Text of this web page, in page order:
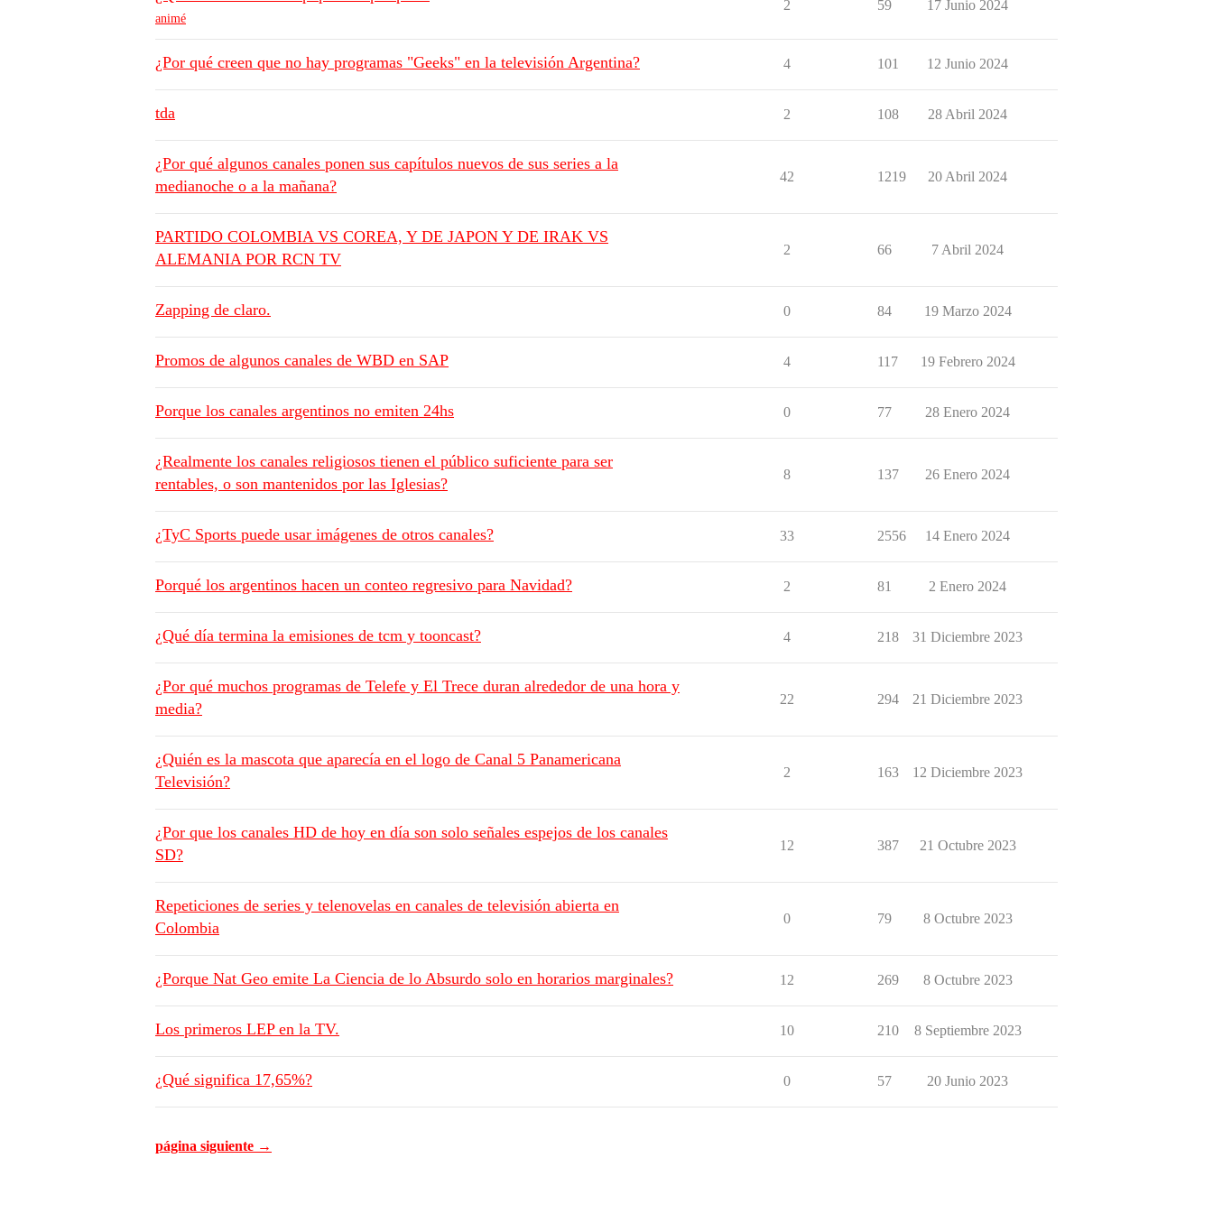
animé
2 59 17 Junio 2024
¿Por qué creen que no hay programas "Geeks" en la televisión Argentina? 4 101 12 Junio 2024
tda 2 108 28 Abril 2024
¿Por qué algunos canales ponen sus capítulos nuevos de sus series a la
medianoche o a la mañana?
42 1219 20 Abril 2024
PARTIDO COLOMBIA VS COREA, Y DE JAPON Y DE IRAK VS
ALEMANIA POR RCN TV
2 66 7 Abril 2024
Zapping de claro. 0 84 19 Marzo 2024
Promos de algunos canales de WBD en SAP 4 117 19 Febrero 2024
Porque los canales argentinos no emiten 24hs 0 77 28 Enero 2024
¿Realmente los canales religiosos tienen el público suficiente para ser
rentables, o son mantenidos por las Iglesias?
8 137 26 Enero 2024
¿TyC Sports puede usar imágenes de otros canales? 33 2556 14 Enero 2024
Porqué los argentinos hacen un conteo regresivo para Navidad? 2 81 2 Enero 2024
¿Qué día termina la emisiones de tcm y tooncast? 4 218 31 Diciembre 2023
¿Por qué muchos programas de Telefe y El Trece duran alrededor de una hora y
media?
22 294 21 Diciembre 2023
¿Quién es la mascota que aparecía en el logo de Canal 5 Panamericana
Televisión?
2 163 12 Diciembre 2023
¿Por que los canales HD de hoy en día son solo señales espejos de los canales
SD?
12 387 21 Octubre 2023
Repeticiones de series y telenovelas en canales de televisión abierta en
Colombia
0 79 8 Octubre 2023
¿Porque Nat Geo emite La Ciencia de lo Absurdo solo en horarios marginales? 12 269 8 Octubre 2023
Los primeros LEP en la TV. 10 210 8 Septiembre 2023
¿Qué significa 17,65%? 0 57 20 Junio 2023
página siguiente →